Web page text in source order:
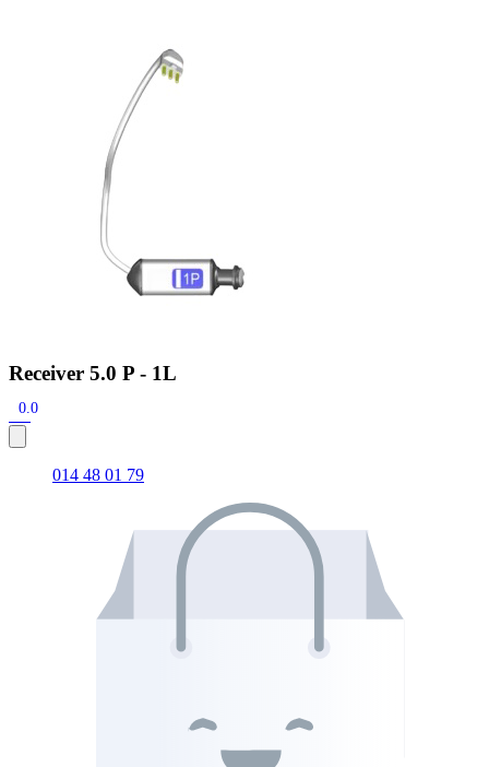
Hoorapparaatbatterijen
Signia Silk
Oticon Intent 1 - Oplaadbaar
De Oticon Intent is het nieuwste hoorapparaat van dit moment.
Receiver 5.0 P - 1L
0.0
014 48 01 79